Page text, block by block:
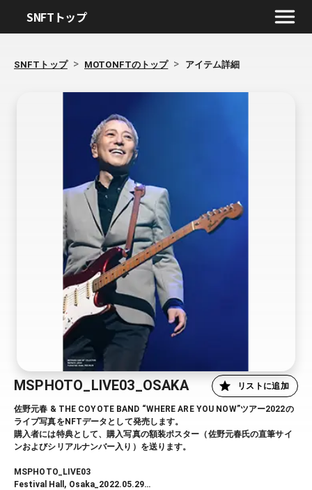
SNFTトップ
SNFTトップ > MOTONFTのトップ > アイテム詳細
MSPHOTO_LIVE03_OSAKA リストに追加
佐野元春 & THE COYOTE BAND “WHERE ARE YOU NOW”ツアー2022の
ライブ写真をNFTデータとして発売します。
購入者には特典として、購入写真の額装ポスター（佐野元春氏の直筆サイ
ンおよびシリアルナンバー入り）を送ります。
MSPHOTO_LIVE03
Festival Hall, Osaka_2022.05.29